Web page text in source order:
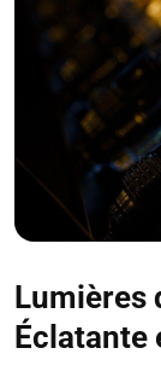
Lumières
Éclatante